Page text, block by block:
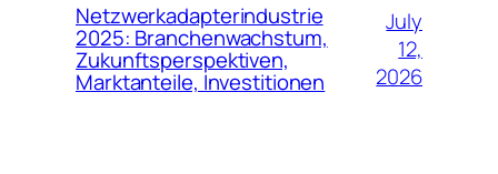
Netzwerkadapterindustrie
2025: Branchenwachstum,
Zukunftsperspektiven,
Marktanteile, Investitionen
July
12,
2026